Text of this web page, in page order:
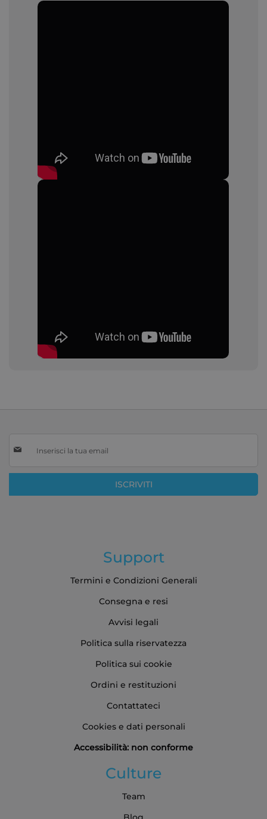
alla
Newsletter:
ISCRIVITI
Support
Termini e Condizioni Generali
Consegna e resi
Avvisi legali
Politica sulla riservatezza
Politica sui cookie
Ordini e restituzioni
Contattateci
Cookies e dati personali
Accessibilità: non conforme
Culture
Team